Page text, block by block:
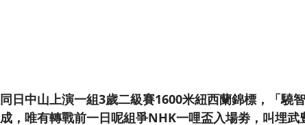
同日中山上演一組3歲二級賽1600米紐西蘭錦標，「驍
成，唯有轉戰前一日呢組爭NHK一哩盃入場劵，叫埋